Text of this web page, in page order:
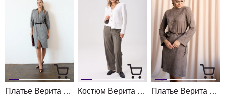
Платье Верита 2419 Костюм Верита 2410 коричневый Платье Верита 2412